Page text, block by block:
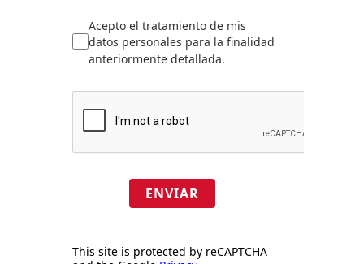
Acepto el tratamiento de mis
datos personales para la finalidad
anteriormente detallada.
ENVIAR
This site is protected by reCAPTCHA